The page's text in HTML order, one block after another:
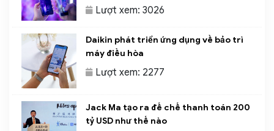
Lượt xem: 3026
Daikin phát triển ứng dụng về bảo trì
máy điều hòa
Lượt xem: 2277
Jack Ma tạo ra đế chế thanh toán 200
tỷ USD như thế nào